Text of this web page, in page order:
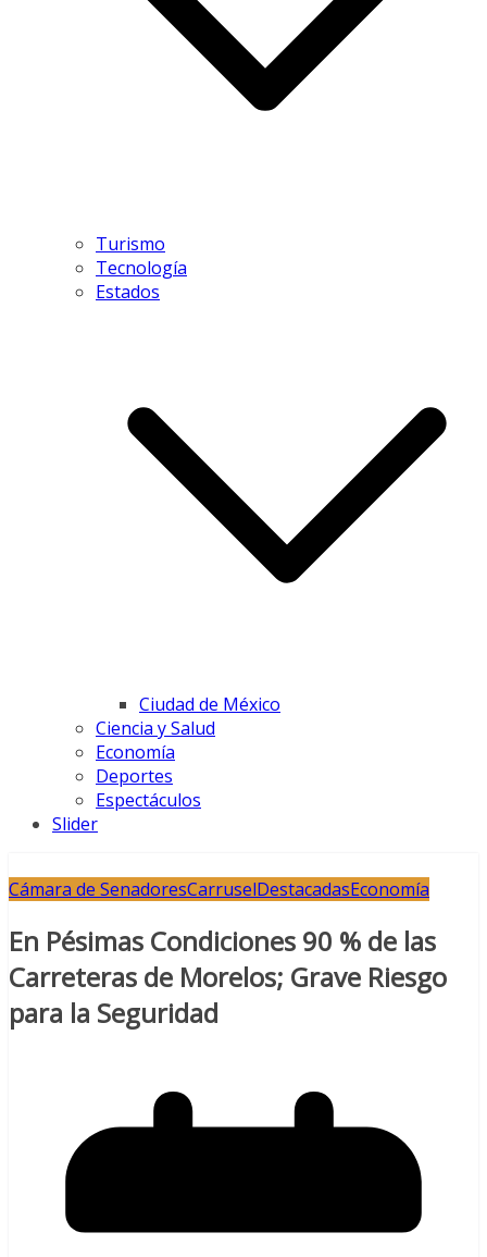
Turismo
Tecnología
Estados
Ciudad de México
Ciencia y Salud
Economía
Deportes
Espectáculos
Slider
Cámara de SenadoresCarruselDestacadasEconomía
En Pésimas Condiciones 90 % de las
Carreteras de Morelos; Grave Riesgo
para la Seguridad